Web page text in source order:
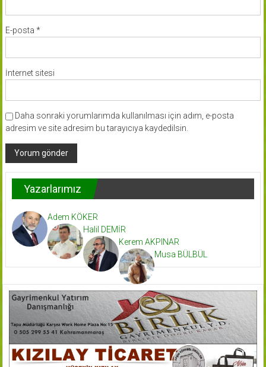
E-posta *
İnternet sitesi
Daha sonraki yorumlarımda kullanılması için adım, e-posta
adresim ve site adresim bu tarayıcıya kaydedilsin.
Yazarlarımız
Adem KÖKER
Halil DEMİR
Kerem AKPINAR
Musa BÜLBÜL